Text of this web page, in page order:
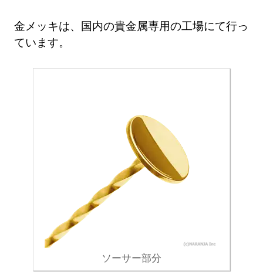
金メッキは、国内の貴金属専用の工場にて行っ
ています。
ソーサー部分